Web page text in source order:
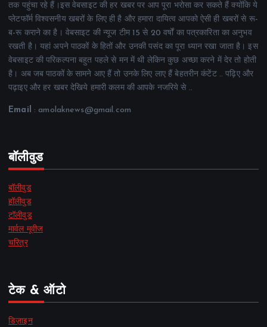
तक पहुंचा रहे हैं।इस वेबसाइट की हर खबर पर आप पूरा भरोसा कर सकते हैं क्योंकि ये
प्लेटफॉर्म विश्वसनीय खबरों के लिए ही है और हमारा दायित्व आपको ऐसी ही खबरों से रू-
ब-रू कराने का है। वेबसाइट की न्यूज टीम 15 से 20 वर्षों का पत्रकारिता का अनुभव
रखती है। यहां अपने पाठकों के हितों और उनकी पसंद का पूरा ध्यान रखा जाता है। इस
वेबसाइट की परिकल्पना बहुत पहले से मन में थी लेकिन कुछ अच्छा करने में देर तो होती
है। अब जब पाठकों के सामने आए हैं तो उनके लिए लाए हैं बेहतरीन कंटेंट .. पढ़िए और
पढ़ाइए और हर खबर देखिये हमारी कलम की आपके नजरिये से ..
Email : amolaknews@gmail.com
बॉलीवुड
बॉलीवुड
हॉलीवुड
टॉलीवुड
मार्वल मूवीज
चरित्र
टेक & ऑटो
डिज़ाइन